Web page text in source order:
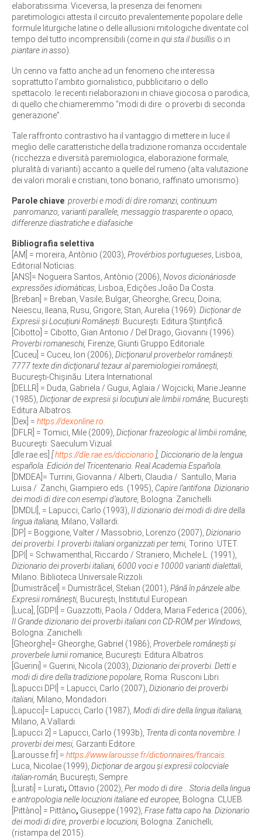
elaboratissima. Viceversa, la presenza dei fenomeni
paretimologici attesta il circuito prevalentemente popolare delle
formule liturgiche latine o delle allusioni mitologiche diventate col
tempo del tutto incomprensibili (come in qui sta il busillis o in
piantare in asso).
Un cenno va fatto anche ad un fenomeno che interessa
soprattutto l’ambito giornalistico, pubblicitario o dello
spettacolo: le recenti rielaborazioni in chiave giocosa o parodica,
di quello che chiameremmo “modi di dire o proverbi di seconda
generazione”.
Tale raffronto contrastivo ha il vantaggio di mettere in luce il
meglio delle caratteristiche della tradizione romanza occidentale
(ricchezza e diversità paremiologica, elaborazione formale,
pluralità di varianti) accanto a quelle del rumeno (alta valutazione
dei valori morali e cristiani, tono bonario, raffinato umorismo).
Parole chiave: proverbi e modi di dire romanzi, continuum
panromanzo, varianti parallele, messaggio trasparente o opaco,
differenze diastratiche e diafasiche
Bibliografia selettiva
[AM] = moreira, Antònio (2003), Provérbios portugueses , Lisboa,
Editorial Notìcias.
[ANS]= Nogueira Santos, Antònio (2006), Novos dicionàriosde
expressões idiomàticas,
Lisboa, Ediçôes Joâo Da Costa.
[Breban] = Breban, Vasile; Bulgar, Gheorghe; Grecu, Doina;
Neiescu, Ileana, Rusu, Grigore; Stan, Aurelia (1969). Dicționar de
Expresii și Locuțiuni Românești . București: Editura Științifică.
[Cibotto] = Cibotto, Gian Antonio / Del Drago, Giovanni (1996).
Proverbi romaneschi, Firenze, Giunti Gruppo Editoriale.
[Cuceu] = Cuceu, Ion (2006), Dicţionarul proverbelor româneşti.
7777 texte din dicţionarul tezaural paremiologiei româneşti,
Bucureşti-Chişinău: Litera International.
[DELLR] = Duda, Gabriela / Gugui, Aglaia / Wojcicki Marie Jeanne
(1985), Dicţionar de expresii şi locuţiuni ale limbii române, Bucureşti:
Editura Albatros.
[Dex] = https://dexonline.ro
[DFLR] = Tomici, Mile (2009), Dicționar frazeologic al limbii române,
București: Saeculum Vizual.
[dle.rae.es] [https://dle.rae.es/diccionario ], Diccionario de la lengua
española. Edición del Tricentenario. Real Academia Española.
[DMDEA]= Turrini, Giovanna / Alberti, Claudia / Santullo, Maria
Luisa / Zanchi, Giampiero eds. (1995), Capire l’antifona. Dizionario
dei modi di dire con esempi d’autore, Bologna: Zanichelli.
[DMDLI], = Lapucci, Carlo (1993), Il dizionario dei modi di dire della
lingua italiana, Milano, Vallardi.
[DP] = Boggione, Valter / Massobrio, Lorenzo (2007), Dizionario
dei proverbi. I proverbi italiani organizzati per temi, Torino: UTET.
[DPI] = Schwamenthal, Riccardo / Straniero, Michele L. (1991),
Dizionario dei proverbi italiani, 6000 voci e 10000 varianti dialettali
Milano: Biblioteca Universale Rizzoli.
[Dumistrăcel] = Dumistrăcel, Stelian (2001), Până în pânzele albe.
Expresii românești, București, Institutul European.
[Luca], [GDPI] = Guazzotti, Paola / Oddera, Maria Federica (2006),
Il Grande dizionario dei proverbi italiani con CD-ROM per Windows,
Bologna: Zanichelli.
[Gheorghe]= Gheorghe, Gabriel (1986), Proverbele româneşti şi
proverbele lumii romanice, Bucureşti: Editura Albatros.
[Guerini] = Guerini, Nicola (2003), Dizionario dei proverbi. Detti e
modi di dire della tradizione popolare, Roma: Rusconi Libri.
[Lapucci DPI] = Lapucci, Carlo (2007), Dizionario dei proverbi
italiani, Milano, Mondadori.
[Lapucci]= Lapucci, Carlo (1987), Modi di dire della lingua italiana,
Milano, A.Vallardi.
[Lapucci 2] = Lapucci, Carlo (1993b), Trenta dì conta novembre. I
proverbi dei mesi, Garzanti Editore.
[Larousse.fr] = https://www.larousse.fr/dictionnaires/francais
Luca, Nicolae (1999), Dicționar de argou și expresii colocviale
italian-român, București, Sempre.
[Lurati] = Lurati, Ottavio (2002), Per modo di dire... Storia della lingua
e antropologia nelle locuzioni italiane ed europee, Bologna: CLUEB.
[Pittàno] = Pittàno, Giuseppe (1992), Frase fatta capo ha. Dizionario
dei modi di dire, proverbi e locuzioni, Bologna: Zanichelli;
(ristampa del 2015).